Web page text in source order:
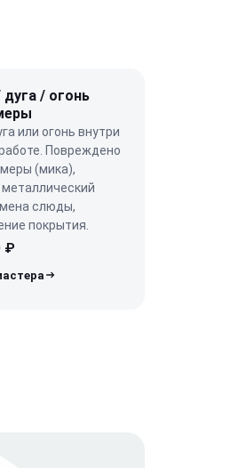
/ огонь
или огонь внутри
Повреждено
(мика),
слюды,
покрытия.
₽